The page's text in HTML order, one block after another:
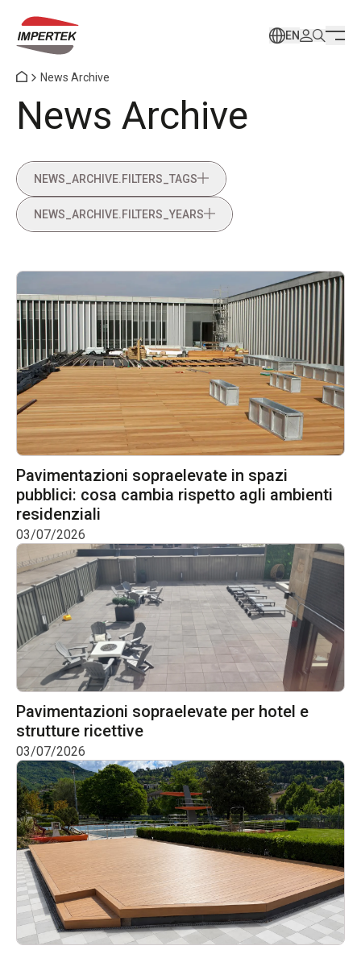
EN
News Archive
News Archive
NEWS_ARCHIVE.FILTERS_TAGS
NEWS_ARCHIVE.FILTERS_YEARS
Pavimentazioni sopraelevate in spazi
pubblici: cosa cambia rispetto agli ambienti
residenziali
03/07/2026
Pavimentazioni sopraelevate per hotel e
strutture ricettive
03/07/2026